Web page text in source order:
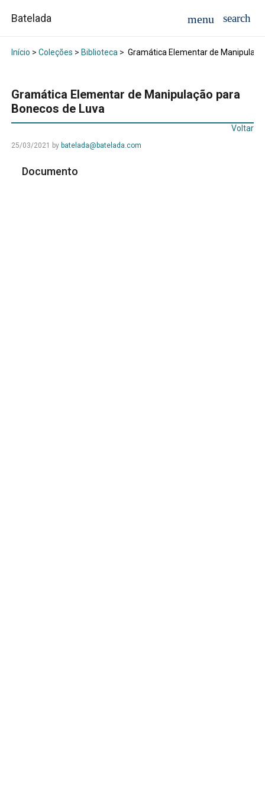
Batelada
Início > Coleções > Biblioteca> Gramática Elementar de
Gramática Elementar de Manipulação para
Bonecos de Luva
Voltar
25/03/2021 by batelada@batelada.com
Documento